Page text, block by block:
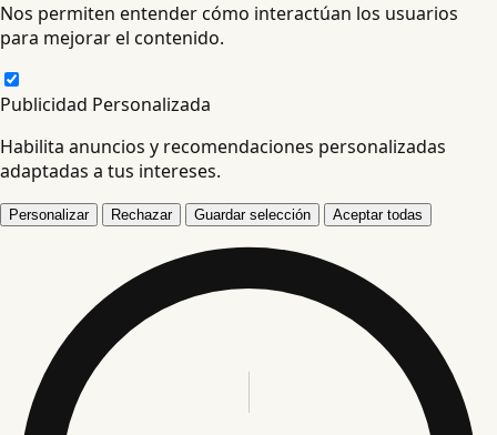
Nos permiten entender cómo interactúan los usuarios
para mejorar el contenido.
Publicidad Personalizada
Habilita anuncios y recomendaciones personalizadas
adaptadas a tus intereses.
Personalizar Rechazar Guardar selección Aceptar todas